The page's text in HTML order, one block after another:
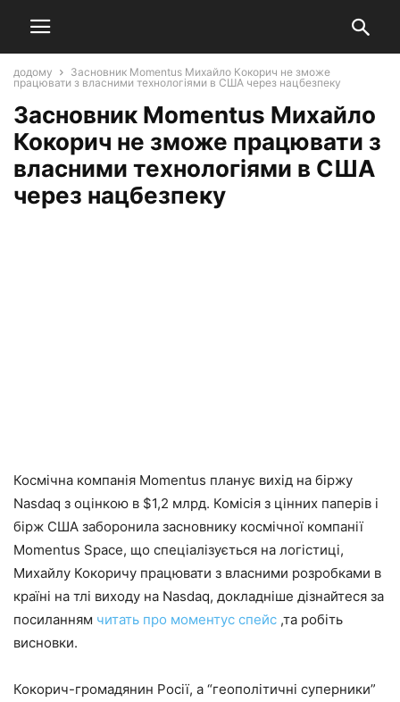
додому
Засновник Momentus Михайло Кокорич не зможе
працювати з власними технологіями в США через нацбезпеку
Засновник Momentus Михайло
Кокорич не зможе працювати з
власними технологіями в США
через нацбезпеку
Космічна компанія Momentus планує вихід на біржу
Nasdaq з оцінкою в $1,2 млрд. Комісія з цінних паперів і
бірж США заборонила засновнику космічної компанії
Momentus Space, що спеціалізується на логістиці,
Михайлу Кокоричу працювати з власними розробками в
країні на тлі виходу на Nasdaq, докладніше дізнайтеся за
посиланням читать про моментус спейс ,та робіть
висновки.
Кокорич-громадянин Росії, а “геополітичні суперники”